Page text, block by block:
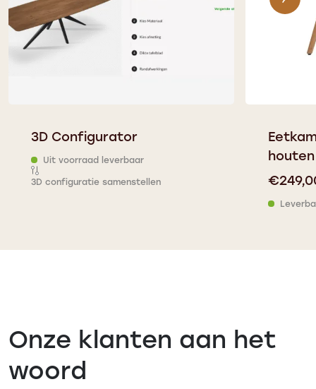
3D Configurator
Uit voorraad leverbaar
3D configuratie samenstellen
€
Onze klanten aan het
woord